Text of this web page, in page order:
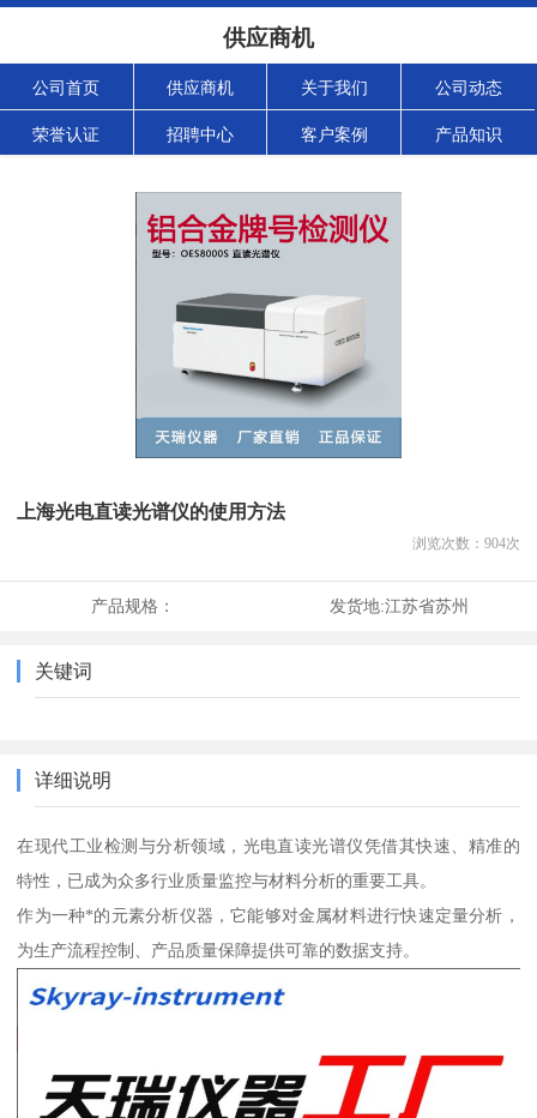
供应商机
公司首页 供应商机 关于我们 公司动态
荣誉认证 招聘中心 客户案例 产品知识
上海光电直读光谱仪的使用方法
浏览次数： 904次
产品规格： 发货地:江苏省苏州
关键词
详细说明
在现代工业检测与分析领域，光电直读光谱仪凭借其快速、精准的
特性，已成为众多行业质量监控与材料分析的重要工具。
作为一种*的元素分析仪器，它能够对金属材料进行快速定量分析，
为生产流程控制、产品质量保障提供可靠的数据支持。